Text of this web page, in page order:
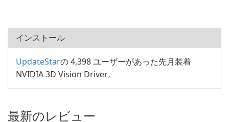
インストール
UpdateStarの 4,398 ユーザーがあった先月装着
NVIDIA 3D Vision Driver。
最新のレビュー